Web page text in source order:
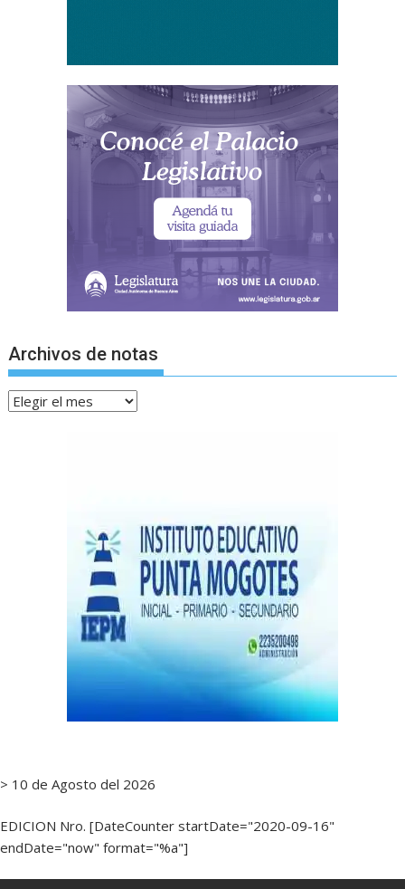
Archivos de notas
Archivos
> 10 de Agosto del 2026
EDICION Nro. [DateCounter startDate="2020-09-16"
endDate="now" format="%a"]